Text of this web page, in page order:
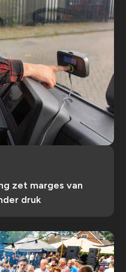
zet marges van
druk